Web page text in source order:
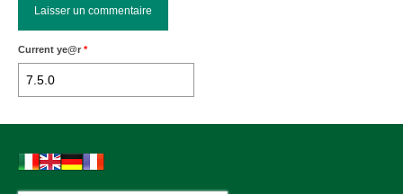
Current ye@r *